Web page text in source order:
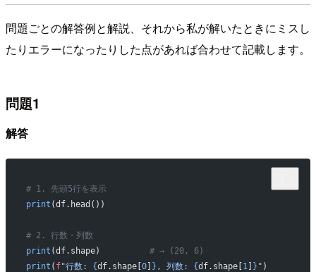
問題ごとの解答例と解説、それから私が解いたときにミスし
たりエラーになったりした点があれば合わせて記載します。
問題1
解答
# 1. 先頭5行を表示
print (df.head())
# 2. 行数・列数
print (df.shape) # → (20, 6)
print ( f"行数: {df.shape[0] } , 列数: {df.shape[1 ] } " )